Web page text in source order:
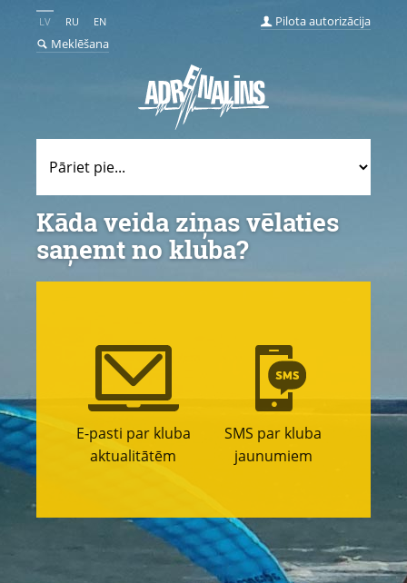
LV RU EN
Meklēšana
Pilota autorizācija
Kāda veida ziņas vēlaties
saņemt no kluba?
E-pasti par kluba
aktualitātēm
SMS par kluba
jaunumiem